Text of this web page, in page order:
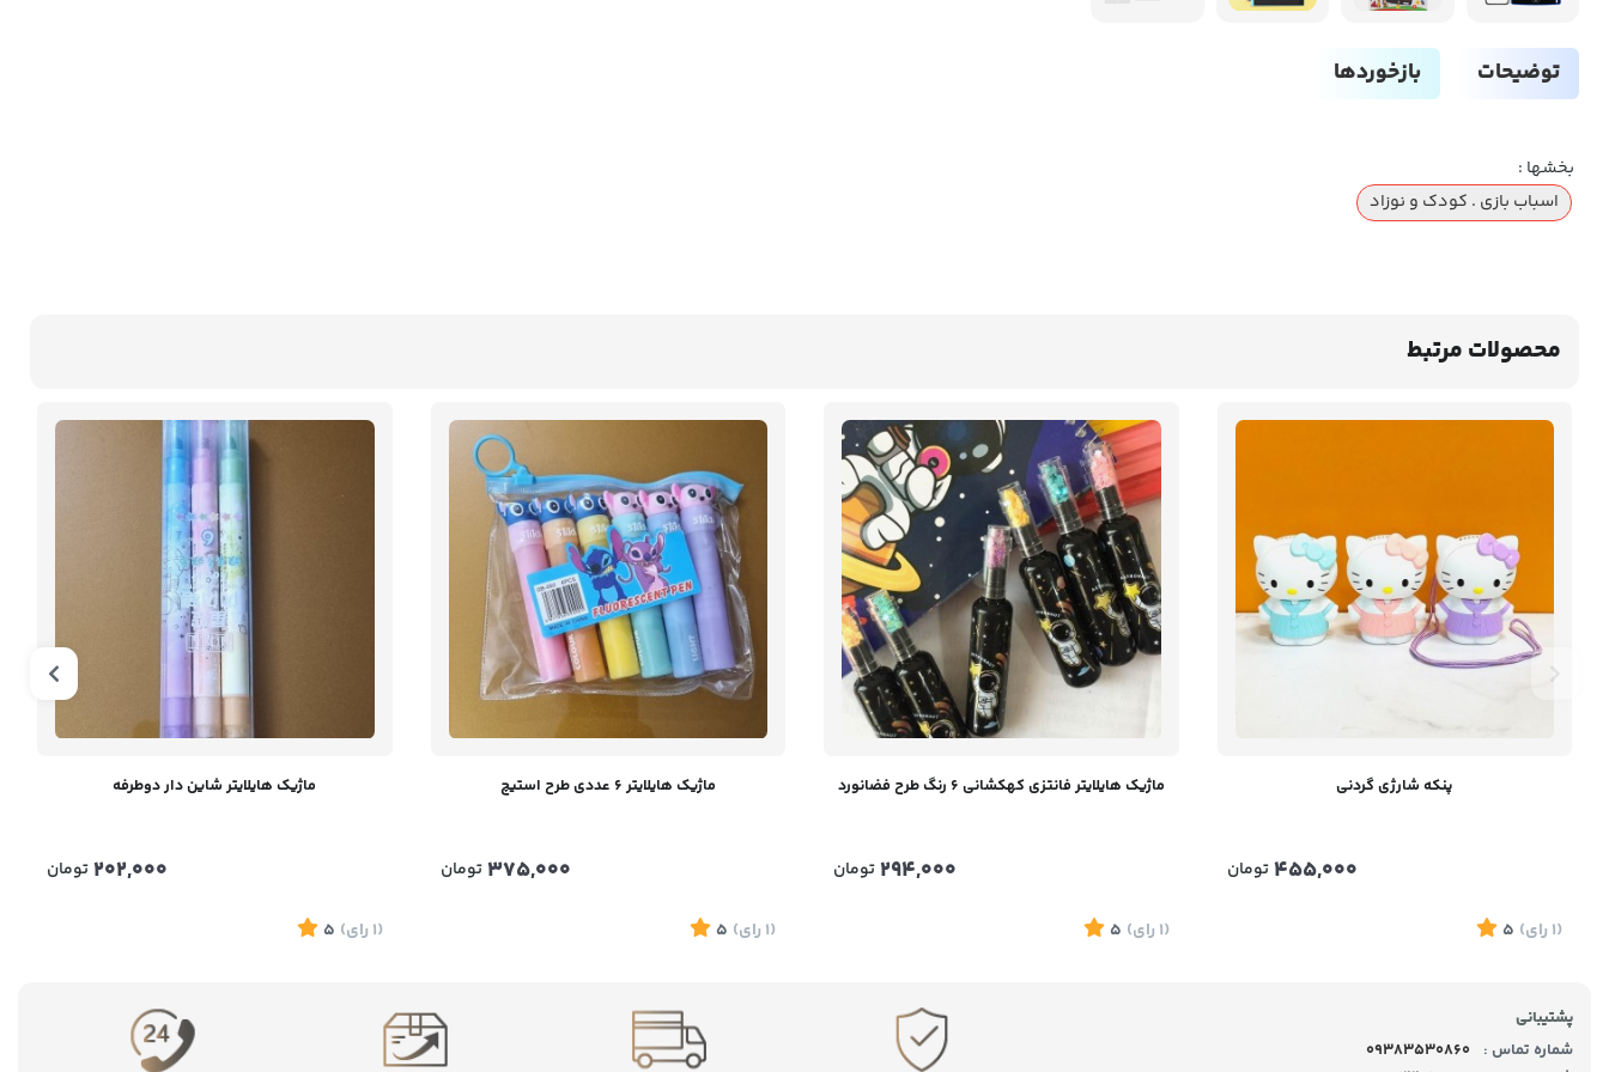
توضیحات بازخوردها
بخشها :
اسباب بازی . کودک و نوزاد
محصولات مرتبط
پنکه شارژی گردنی
455,000 تومان
(1 رای)
5
ماژیک هایلایتر فانتزی کهکشانی ۶ رنگ طرح فضانورد
294,000تومان
(1 رای)
5
ماژیک هایلایتر ۶ عددی طرح استیچ
375,000 تومان
(1 رای)
5
ماژیک هایلایتر شاین دار دوطرفه
202,000تومان
(1 رای)
5
پشتیبانی
شماره تماس :
09383530860